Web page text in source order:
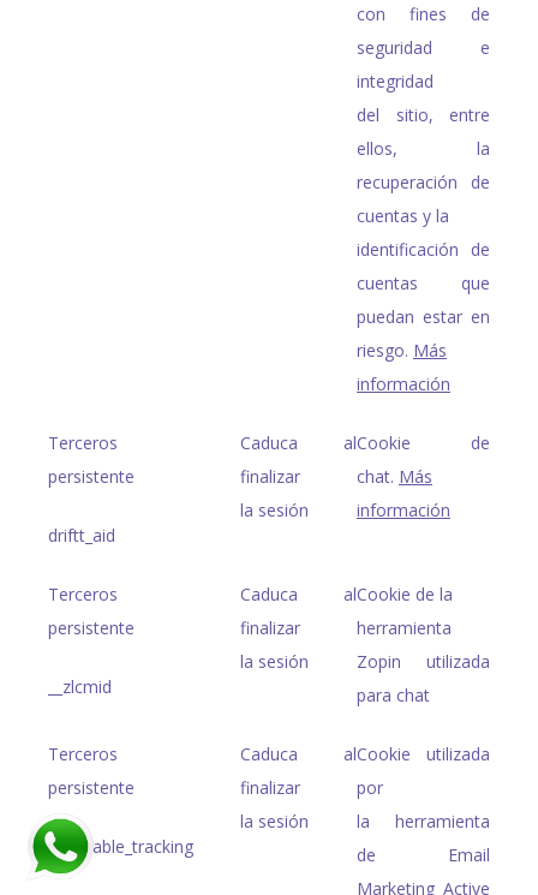
con fines de
seguridad e
integridad
del sitio, entre
ellos, la
recuperación de
cuentas y la
identificación de
cuentas que
puedan estar en
riesgo. Más
información
Terceros
persistente
driftt_aid
Caduca al
finalizar
la sesión
Cookie de
chat. Más
información
Terceros
persistente
__zlcmid
Caduca al
finalizar
la sesión
Cookie de la
herramienta
Zopin utilizada
para chat
Terceros
persistente
ac_enable_tracking
Caduca al
finalizar
la sesión
Cookie utilizada
por
la herramienta
de Email
Marketing Active